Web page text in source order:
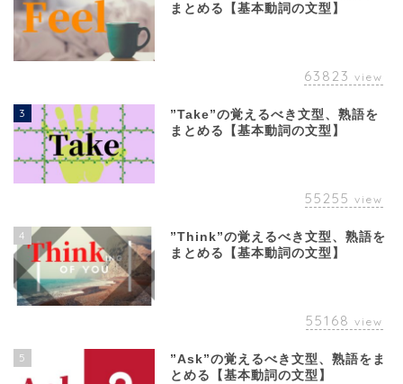
まとめる【基本動詞の文型】
63823 view
3
”Take”の覚えるべき文型、熟語を
まとめる【基本動詞の文型】
55255 view
4
”Think”の覚えるべき文型、熟語を
まとめる【基本動詞の文型】
55168 view
5
”Ask”の覚えるべき文型、熟語をま
とめる【基本動詞の文型】